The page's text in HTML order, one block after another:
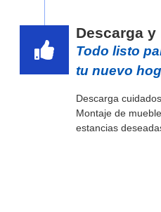
Descarga y
Todo listo
tu nuevo
Descarga
Montaje de
estancias